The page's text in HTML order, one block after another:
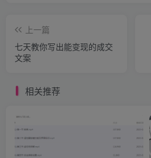
上一篇
七天教你写出能变现的成交
文案
相关推荐